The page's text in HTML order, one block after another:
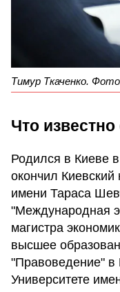
Тимур Ткаченко.
Что
Родился в Киеве
окончил
имени Тараса
"Международная
магистра
высшее
"Правоведение" в
Университете